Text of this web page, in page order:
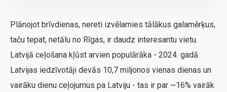
Plānojot brīvdienas, nereti izvēlamies tālākus galamērķus,
taču tepat, netālu no Rīgas, ir daudz interesantu vietu.
Latvijā ceļošana kļūst arvien populārāka - 2024. gadā
Latvijas iedzīvotāji devās 10,7 miljonos vienas dienas un
vairāku dienu ceļojumus pa Latviju - tas ir par ~16% vairāk